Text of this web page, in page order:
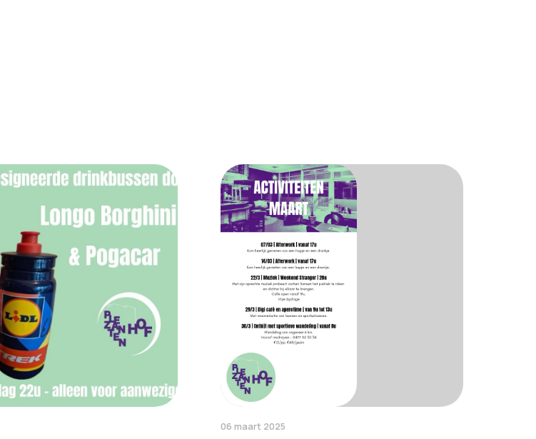
06 maart 2025